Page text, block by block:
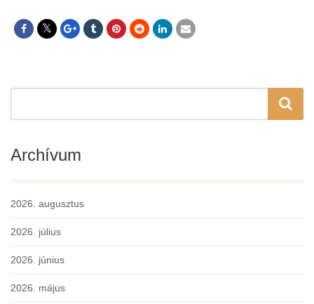
Archívum
2026. augusztus
2026. július
2026. június
2026. május